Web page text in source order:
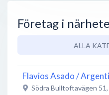
Företag i
ALLA
Flavios Asado /
Södra Bulltoftavägen 51,